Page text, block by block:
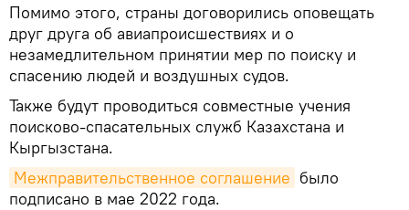
Помимо этого, страны договорились оповещать
друг друга об авиапроисшествиях и о
незамедлительном принятии мер по поиску и
спасению людей и воздушных судов.
Также будут проводиться совместные учения
поисково-спасательных служб Казахстана и
Кыргызстана.
Межправительственное соглашение было
подписано в мае 2022 года.